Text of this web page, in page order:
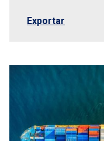
Exportar